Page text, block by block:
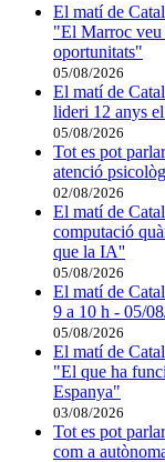
El matí de
"El Marroc veu
oportunitats"
05/08/2026
El matí de
lideri 12 anys
05/08/2026
Tot es pot
atenció
02/08/2026
El matí de
computació
que la IA''
05/08/2026
El matí de
9 a 10 h - 05/
05/08/2026
El matí de
"El que ha
Espanya"
03/08/2026
Tot es pot
com a